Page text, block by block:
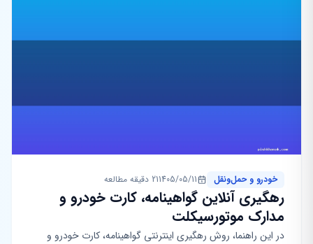
خودرو و حمل‌ونقل 1405/05/1121 دقیقه مطالعه
رهگیری آنلاین گواهینامه، کارت خودرو و
مدارک موتورسیکلت
در این راهنما، روش رهگیری اینترنتی گواهینامه، کارت خودرو و